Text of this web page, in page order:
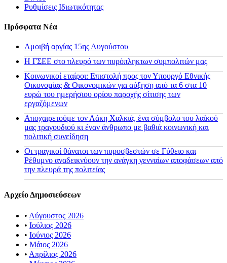
Ρυθμίσεις Ιδιωτικότητας
Πρόσφατα Νέα
Αμοιβή αργίας 15ης Αυγούστου
H ΓΣΕΕ στο πλευρό των πυρόπληκτων συμπολιτών μας
Κοινωνικοί εταίροι: Επιστολή προς τον Υπουργό Εθνικής
Οικονομίας & Οικονομικών για αύξηση από τα 6 στα 10
ευρώ του ημερήσιου ορίου παροχής σίτισης των
εργαζόμενων
Αποχαιρετούμε τον Λάκη Χαλκιά, ένα σύμβολο του λαϊκού
μας τραγουδιού κι έναν άνθρωπο με βαθιά κοινωνική και
πολιτική συνείδηση
Οι τραγικοί θάνατοι των πυροσβεστών σε Γύθειο και
Ρέθυμνο αναδεικνύουν την ανάγκη γενναίων αποφάσεων από
την πλευρά της πολιτείας
Αρχείο Δημοσιεύσεων
• Αύγουστος 2026
• Ιούλιος 2026
• Ιούνιος 2026
• Μάιος 2026
• Απρίλιος 2026